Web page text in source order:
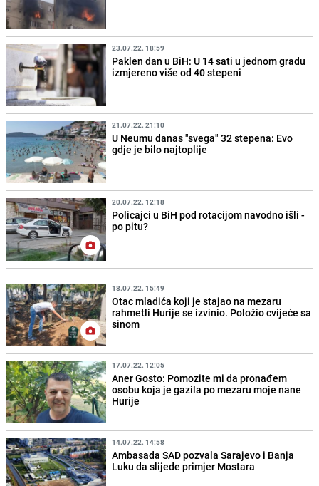
23.07.22. 18:59
Paklen dan u BiH: U 14 sati u jednom gradu
izmjereno više od 40 stepeni
21.07.22. 21:10
U Neumu danas "svega" 32 stepena: Evo
gdje je bilo najtoplije
20.07.22. 12:18
Policajci u BiH pod rotacijom navodno išli -
po pitu?
18.07.22. 15:49
Otac mladića koji je stajao na mezaru
rahmetli Hurije se izvinio. Položio cvijeće sa
sinom
17.07.22. 12:05
Aner Gosto: Pomozite mi da pronađem
osobu koja je gazila po mezaru moje nane
Hurije
14.07.22. 14:58
Ambasada SAD pozvala Sarajevo i Banja
Luku da slijede primjer Mostara